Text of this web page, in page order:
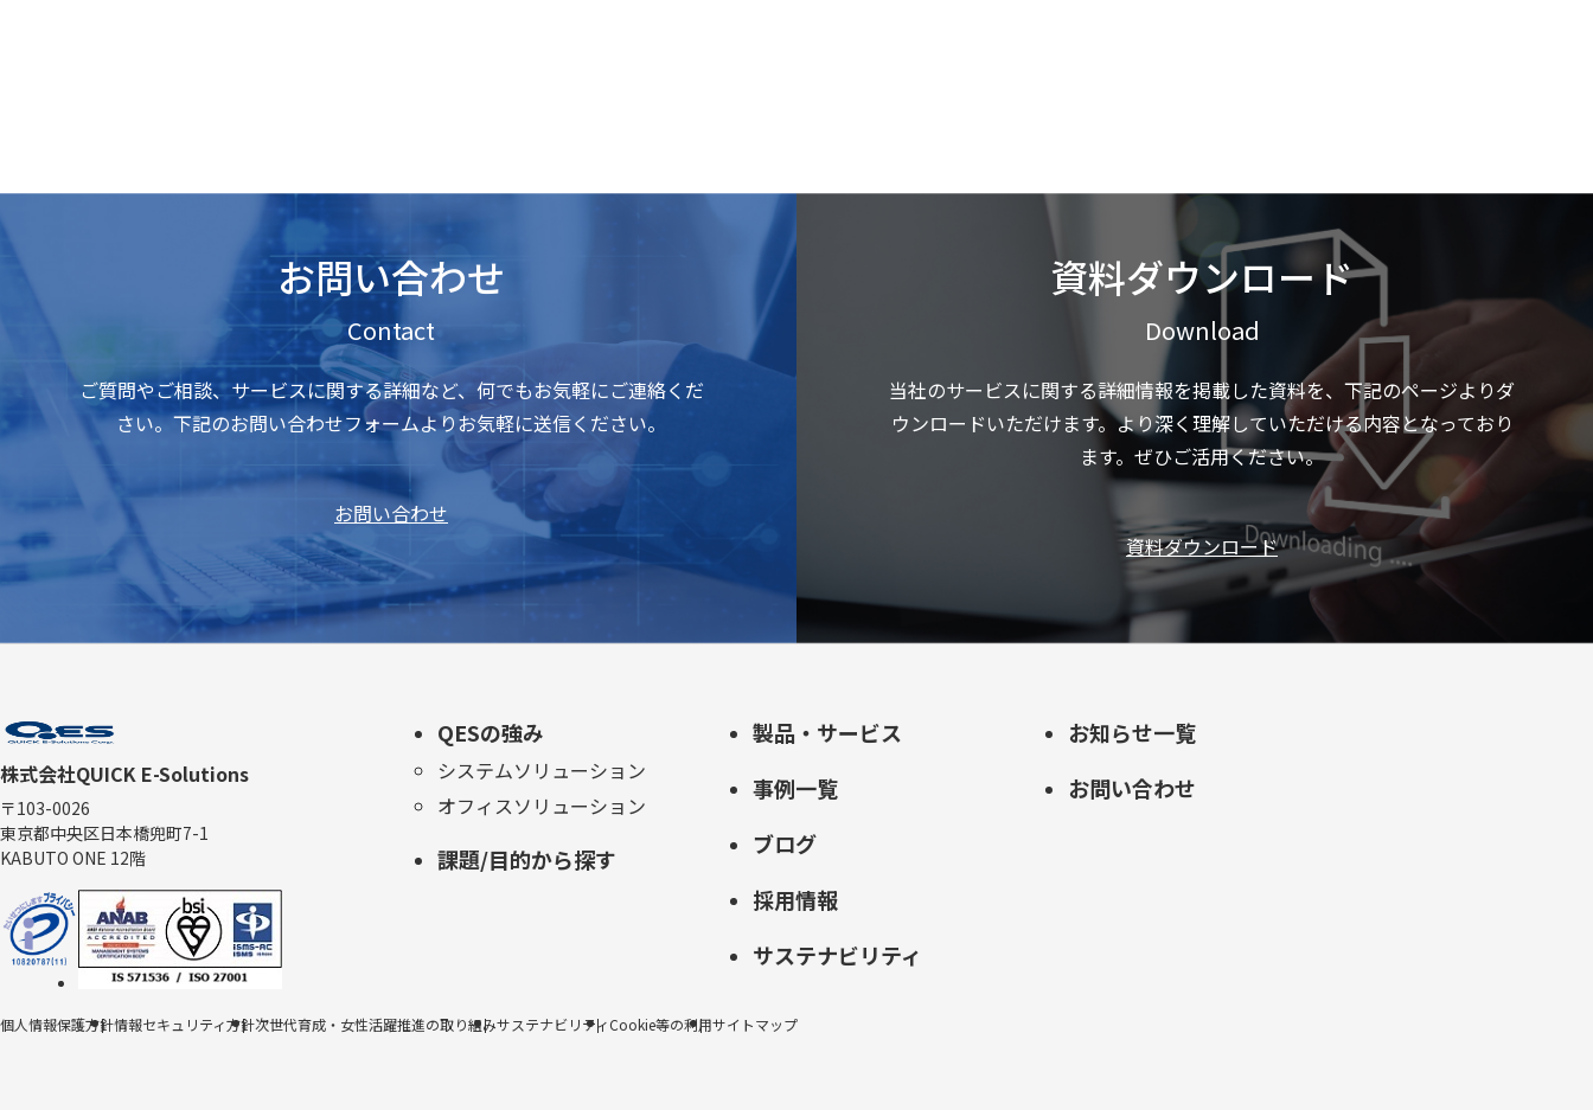
お問い合わせ
Contact
ご質問やご相談、サービスに関する詳細など、何でもお気軽にご連絡くだ
さい。下記のお問い合わせフォームよりお気軽に送信ください。
お問い合わせ
資料ダウンロード
Download
当社のサービスに関する詳細情報を掲載した資料を、下記のページよりダ
ウンロードいただけます。より深く理解していただける内容となっており
ます。ぜひご活用ください。
資料ダウンロード
株式会社QUICK E-Solutions
〒103-0026
東京都中央区日本橋兜町7-1
KABUTO ONE 12階
QESの強み
システムソリューション
オフィスソリューション
課題/目的から探す
製品・サービス
事例一覧
ブログ
採用情報
サステナビリティ
お知らせ一覧
お問い合わせ
個人情報保護方針情報セキュリティ方針次世代育成・女性活躍推進の取り組みサステナビリティCookie等の利用サイトマップ